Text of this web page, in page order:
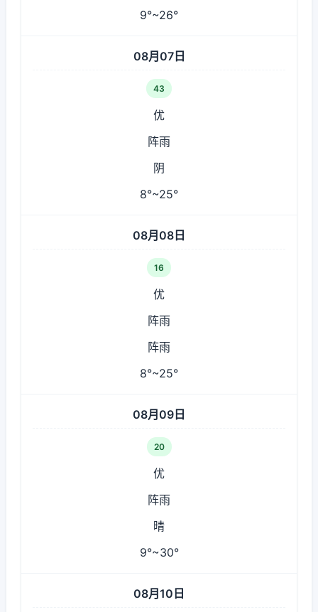
9°~26°
08月07日
43
优
阵雨
阴
8°~25°
08月08日
16
优
阵雨
阵雨
8°~25°
08月09日
20
优
阵雨
晴
9°~30°
08月10日